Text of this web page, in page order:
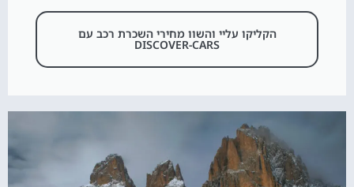
הקליקו עליי והשוו מחירי השכרת רכב עם
DISCOVER-CARS